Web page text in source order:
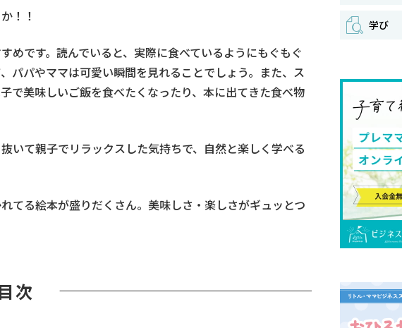
！！
めです。読んでいると、実際に食べているようにもぐもぐ
パパやママは可愛い瞬間を見れることでしょう。また、ス
で美味しいご飯を食べたくなったり、本に出てきた食べ物
いて親子でリラックスした気持ちで、自然と楽しく学べる
てる絵本が盛りだくさん。美味しさ・楽しさがギュッとつ
目次
学び